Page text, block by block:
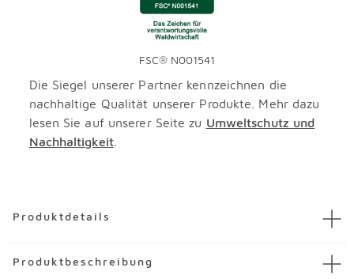
FSC® N001541
Die Siegel unserer Partner kennzeichnen die
nachhaltige Qualität unserer Produkte. Mehr dazu
lesen Sie auf unserer Seite zu Umweltschutz und
Nachhaltigkeit.
Produktdetails
Artikel Kommode Globo
Produktbeschreibung